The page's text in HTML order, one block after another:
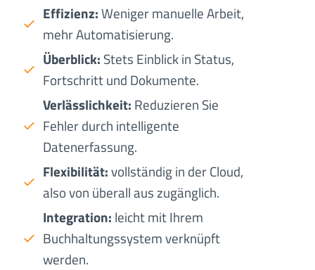
Effizienz:Weniger manuelle Arbeit,
mehr Automatisierung.
Überblick: Stets Einblick in Status,
Fortschritt und Dokumente.
Verlässlichkeit: Reduzieren Sie
Fehler durch intelligente
Datenerfassung.
Flexibilität:vollständig in der Cloud,
also von überall aus zugänglich.
Integration: leicht mit Ihrem
Buchhaltungssystem verknüpft
werden.